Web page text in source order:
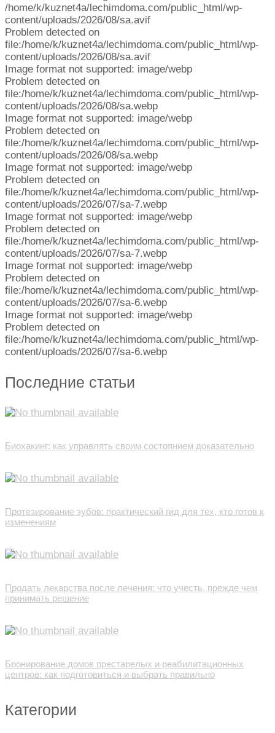
/home/k/kuznet4a/lechimdoma.com/public_html/wp-
content/uploads/2026/08/sa.avif
Problem detected on
file:/home/k/kuznet4a/lechimdoma.com/public_html/wp-
content/uploads/2026/08/sa.avif
Image format not supported: image/webp
Problem detected on
file:/home/k/kuznet4a/lechimdoma.com/public_html/wp-
content/uploads/2026/08/sa.webp
Image format not supported: image/webp
Problem detected on
file:/home/k/kuznet4a/lechimdoma.com/public_html/wp-
content/uploads/2026/08/sa.webp
Image format not supported: image/webp
Problem detected on
file:/home/k/kuznet4a/lechimdoma.com/public_html/wp-
content/uploads/2026/07/sa-7.webp
Image format not supported: image/webp
Problem detected on
file:/home/k/kuznet4a/lechimdoma.com/public_html/wp-
content/uploads/2026/07/sa-7.webp
Image format not supported: image/webp
Problem detected on
file:/home/k/kuznet4a/lechimdoma.com/public_html/wp-
content/uploads/2026/07/sa-6.webp
Image format not supported: image/webp
Problem detected on
file:/home/k/kuznet4a/lechimdoma.com/public_html/wp-
content/uploads/2026/07/sa-6.webp
Последние статьи
Биохакинг: как управлять своим состоянием доказательно
Протезирование зубов: практический гид для тех, кто готов к
изменениям
Продать лекарства после лечения: что учесть, прежде чем
принимать решение
Бронирование домов престарелых и реабилитационных
центров: как подготовиться и выбрать правильно
Категории